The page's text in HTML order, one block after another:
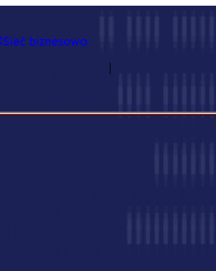
Sieć biznesowaSummarize this page with AI
realizację, usprawniać wysyłkę i